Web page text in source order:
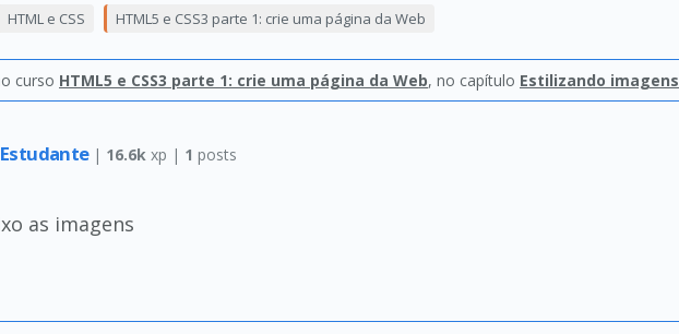
HTML e CSS HTML5 e CSS3 parte 1: crie uma página da Web
curso HTML5 e CSS3 parte 1: crie uma página da Web, no capítulo Estilizando imagens
Estudante | 16.6k xp | 1 posts
as imagens